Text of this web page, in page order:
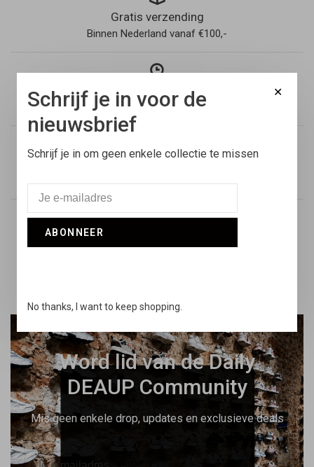
Gratis verzending
Binnen Nederland vanaf €100,-
Voor 17:00 besteld
Vandaag verstuurd
14 dagen niet goed geld terug
Word lid van de Daily
DEAUP Community
Mis geen enkele drop, updates en exclusieve deals
✕
Schrijf je in voor de
nieuwsbrief
Schrijf je in om geen enkele collectie te missen
ABONNEER
No thanks, I want to keep shopping.